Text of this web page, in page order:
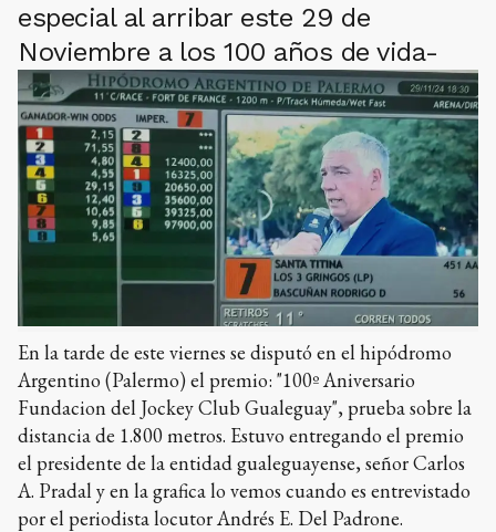
especial al arribar este 29 de
Noviembre a los 100 años de vida-
En la tarde de este viernes se disputó en el hipódromo
Argentino (Palermo) el premio: "100º Aniversario
Fundacion del Jockey Club Gualeguay", prueba sobre la
distancia de 1.800 metros. Estuvo entregando el premio
el presidente de la entidad gualeguayense, señor Carlos
A. Pradal y en la grafica lo vemos cuando es entrevistado
por el periodista locutor Andrés E. Del Padrone.